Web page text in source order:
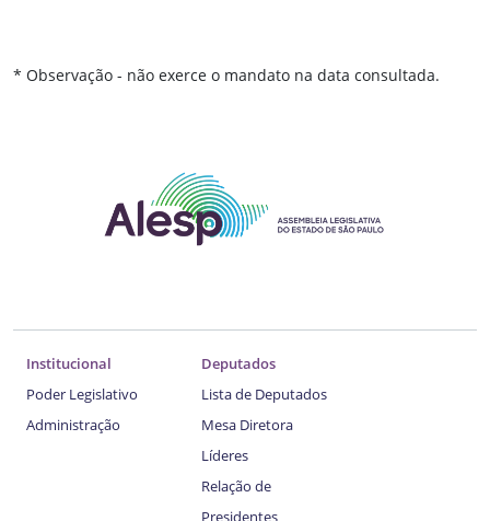
* Observação - não exerce o mandato na data consultada.
Institucional
Poder Legislativo
Administração
Deputados
Lista de Deputados
Mesa Diretora
Líderes
Relação de
Presidentes